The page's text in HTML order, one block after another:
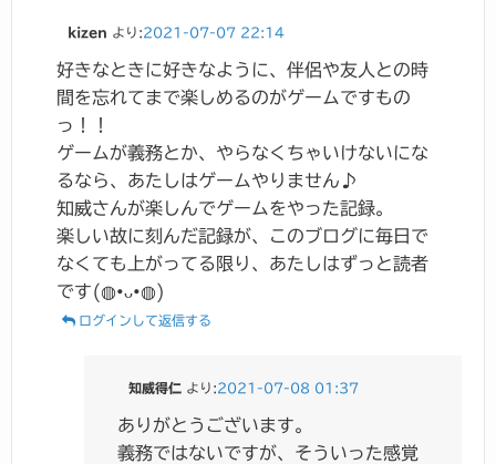
kizen より:2021-07-07 22:14
好きなときに好きなように、伴侶や友人との時
間を忘れてまで楽しめるのがゲームですもの
っ！！
ゲームが義務とか、やらなくちゃいけないにな
るなら、あたしはゲームやりません♪
知威さんが楽しんでゲームをやった記録。
楽しい故に刻んだ記録が、このブログに毎日で
なくても上がってる限り、あたしはずっと読者
です(◍•ᴗ•◍)
ログインして返信する
知威得仁 より:2021-07-08 01:37
ありがとうございます。
義務ではないですが、そういった感覚